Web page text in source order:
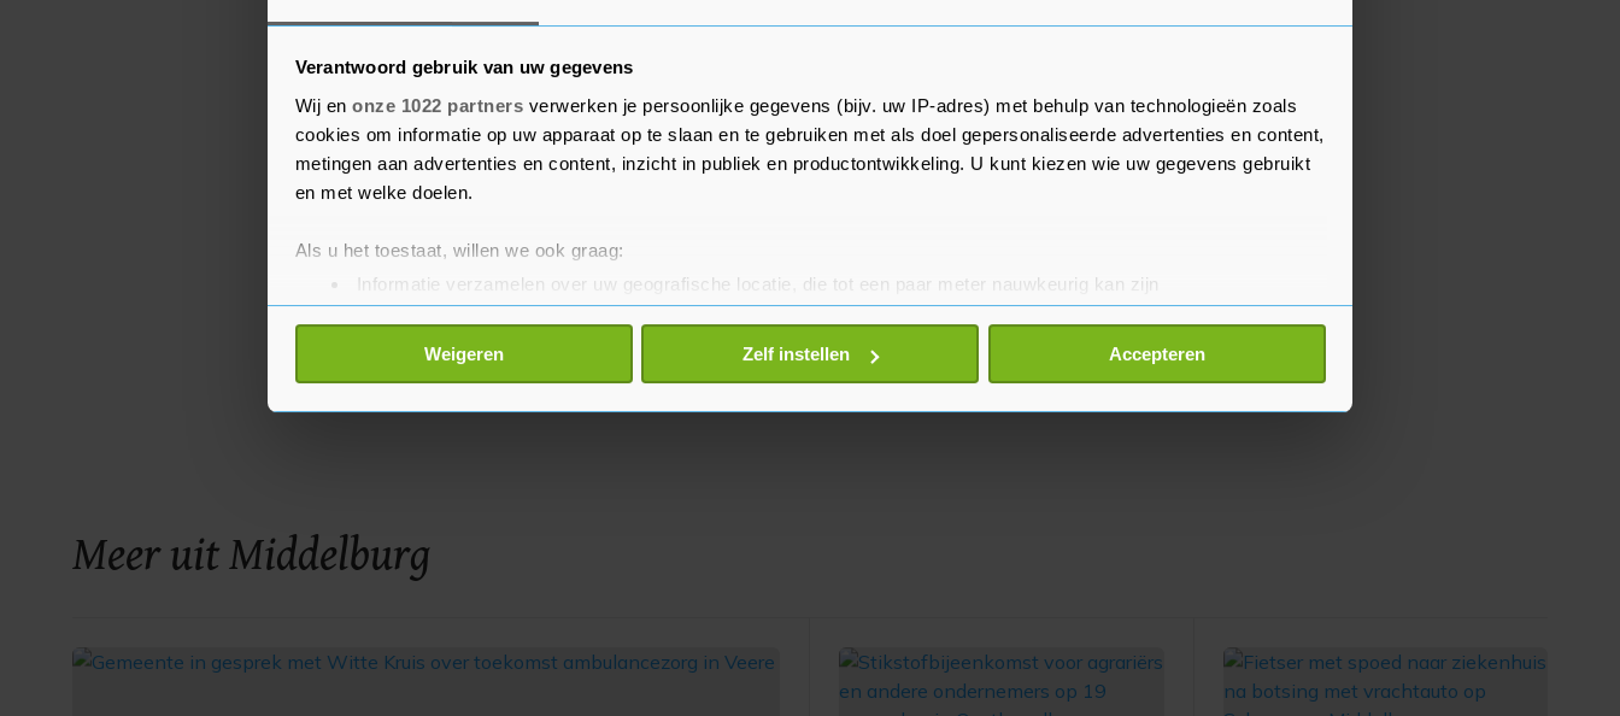
Verantwoord gebruik van uw gegevens
Wij en onze 1022 partners verwerken je persoonlijke gegevens (bijv. uw IP-adres) met behulp van technologieën zoals
cookies om informatie op uw apparaat op te slaan en te gebruiken met als doel gepersonaliseerde advertenties en content,
metingen aan advertenties en content, inzicht in publiek en productontwikkeling. U kunt kiezen wie uw gegevens gebruikt
en met welke doelen.
Als u het toestaat, willen we ook graag:
Informatie verzamelen over uw geografische locatie, die tot een paar meter nauwkeurig kan zijn
Uw apparaat identificeren door het actief te scannen op specifieke eigenschappen (fingerprinting)
Lees meer over hoe uw persoonlijke gegevens worden verwerkt en stel uw voorkeuren in het
detailgedeelte
toestemming op elk moment wijzigen of intrekken in de Cookieverklaring.
Weigeren Zelf instellen Accepteren
Meer uit Middelburg